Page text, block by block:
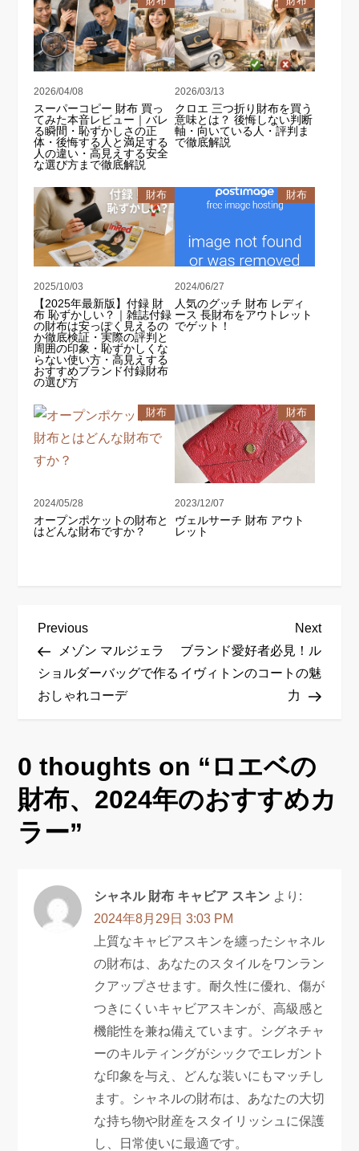
2026/04/08
スーパーコピー 財布 買っ
てみた本音レビュー｜バレ
る瞬間・恥ずかしさの正
体・後悔する人と満足する
人の違い・高見えする安全
な選び方まで徹底解説
2026/03/13
クロエ 三つ折り財布を買う
意味とは？ 後悔しない判断
軸・向いている人・評判ま
で徹底解説
財布
2025/10/03
【2025年最新版】付録 財
布 恥ずかしい？｜雑誌付録
の財布は安っぽく見えるの
か徹底検証・実際の評判と
周囲の印象・恥ずかしくな
らない使い方・高見えする
おすすめブランド付録財布
の選び方
財布
2024/06/27
人気のグッチ 財布 レディ
ース 長財布をアウトレット
でゲット！
財布
2024/05/28
オープンポケットの財布と
はどんな財布ですか？
財布
2023/12/07
ヴェルサーチ 財布 アウト
レット
投
稿
ナ
ビ
ョ
ン
Previous
Post
Previous
メゾン マルジェラ
ショルダーバッグで作る
おしゃれコーデ
Next
Post
Next
ブランド愛好者必見！ル
イヴィトンのコートの魅
力
0 thoughts on “ ロエベの
財布、2024年のおすすめカ
ラー”
シャネル 財布 キャビア スキン より:
2024年8月29日 3:03 PM
上質なキャビアスキンを纏ったシャネル
の財布は、あなたのスタイルをワンラン
クアップさせます。耐久性に優れ、傷が
つきにくいキャビアスキンが、高級感と
機能性を兼ね備えています。シグネチャ
ーのキルティングがシックでエレガント
な印象を与え、どんな装いにもマッチし
ます。シャネルの財布は、あなたの大切
な持ち物や財産をスタイリッシュに保護
し、日常使いに最適です。